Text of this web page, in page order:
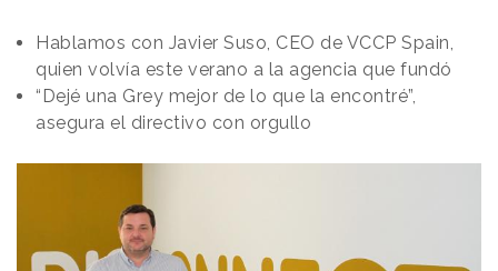
Hablamos con Javier Suso, CEO de VCCP Spain,
quien volvía este verano a la agencia que fundó
“Dejé una Grey mejor de lo que la encontré”,
asegura el directivo con orgullo